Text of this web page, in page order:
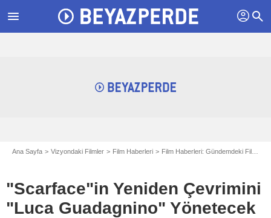
menu profil search
Ana Sayfa Vizyondaki Filmler Film Haberleri Film Haberleri: Gündemdeki Filmler
"Scarface"in Yeniden Çevrimini
"Luca Guadagnino" Yönetecek